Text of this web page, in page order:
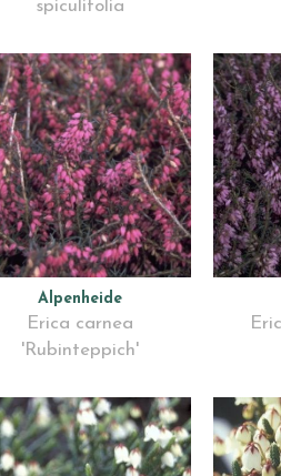
spiculifolia
Alpenheide
Erica carnea
'Rubinteppich'